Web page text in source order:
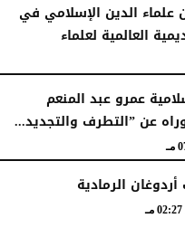
علماء الدين الإسلامي في
العالمية لعلماء
عمرو عبد المنعم
عن ”التطرف والتجديد...
الرمادية
02:27 مـ